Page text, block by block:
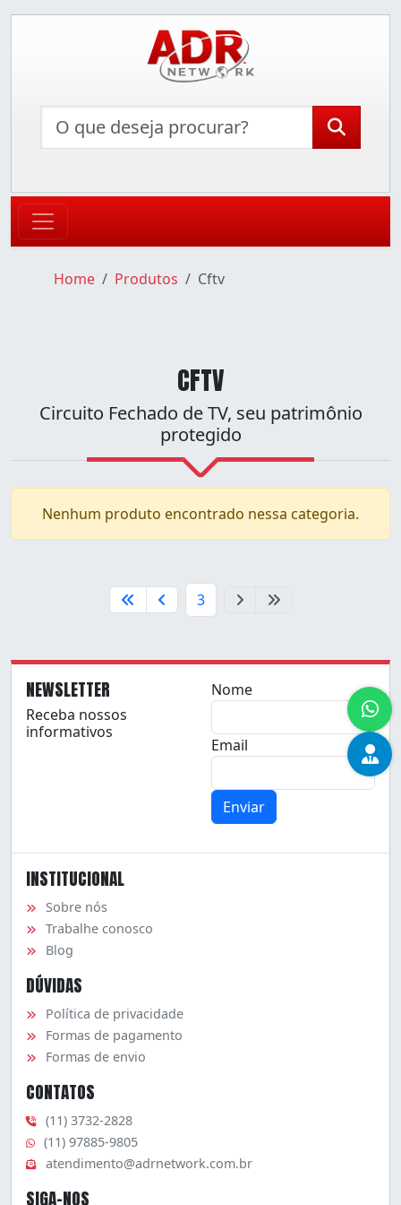
Home Produtos Cftv
CFTV
Circuito Fechado de TV, seu patrimônio
protegido
Nenhum produto encontrado nessa categoria.
3
NEWSLETTER
Receba nossos
informativos
Nome
Email
INSTITUCIONAL
Sobre nós
Trabalhe conosco
Blog
DÚVIDAS
Política de privacidade
Formas de pagamento
Formas de envio
CONTATOS
(11) 3732-2828
(11) 97885-9805
atendimento@adrnetwork.com.br
SIGA-NOS